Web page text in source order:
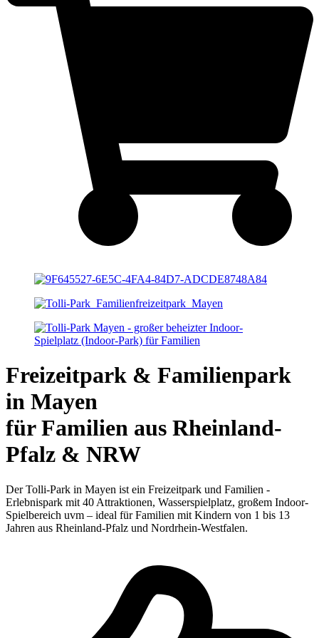
Freizeitpark & Familienpark
in Mayen
für Familien aus Rheinland-
Pfalz & NRW
Der Tolli-Park in Mayen ist ein Freizeitpark und Familien -
Erlebnispark mit 40 Attraktionen, Wasserspielplatz, großem Indoor-
Spielbereich uvm – ideal für Familien mit Kindern von 1 bis 13
Jahren aus Rheinland-Pfalz und Nordrhein-Westfalen.